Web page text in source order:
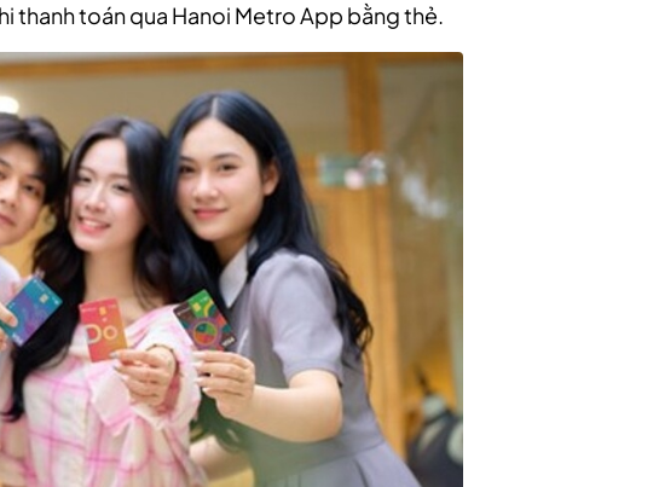
thanh toán qua Hanoi Metro App bằng thẻ.